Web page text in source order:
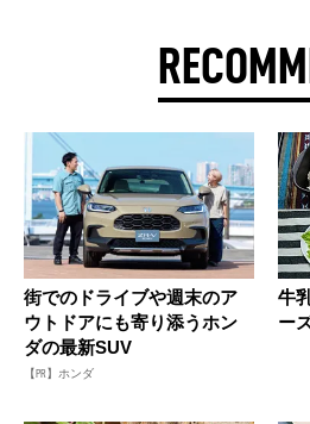
街でのドライブや週末のア
ウトドアにも寄り添うホン
ダの最新SUV
【PR】ホンダ
牛
ー